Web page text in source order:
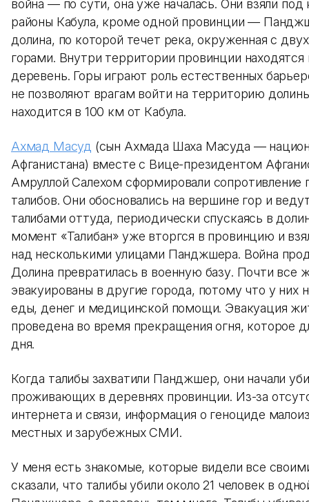
война — по сути, она уже началась. Они взяли под
районы Кабула, кроме одной провинции —
долина, по которой течет река, окруженная с
горами. Внутри территории провинции находятся
деревень. Горы играют роль естественных
не позволяют врагам войти на территорию
находится в 100 км от Кабула.
Ахмад Масуд (сын Ахмада Шаха Масуда —
Афганистана) вместе с Вице-президентом
Амруллой Салехом сформировали сопротивление
талибов. Они обосновались на вершине гор и
талибами оттуда, периодически спускаясь в
момент «Талибан» уже вторгся в провинцию и
над несколькими улицами Панджшера. Война
Долина превратилась в военную базу. Почти все
эвакуированы в другие города, потому что у них
еды, денег и медицинской помощи. Эвакуация
проведена во время прекращения огня, которое
дня.
Когда талибы захватили Панджшер, они начали
проживающих в деревнях провинции. Из-за
интернета и связи, информация о геноциде
местных и зарубежных СМИ.
У меня есть знакомые, которые видели все
сказали, что талибы убили около 21 человек в